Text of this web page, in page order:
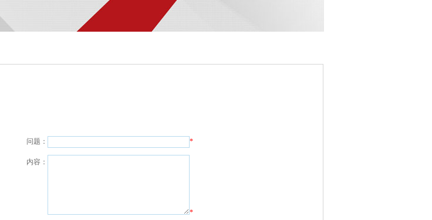
问题： *
内容：
*